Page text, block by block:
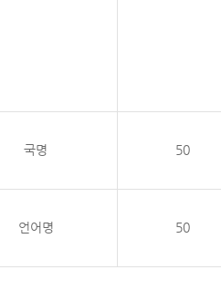
국명 50
언어명 50